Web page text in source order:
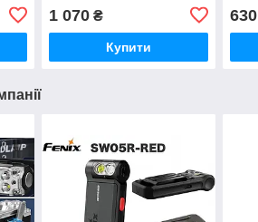
1 070₴
Купити
630